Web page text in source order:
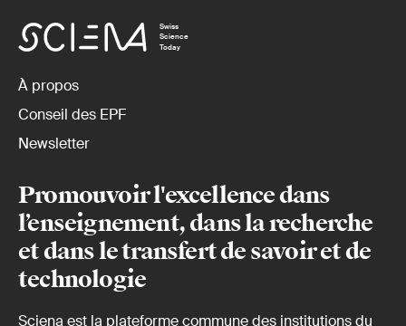
Swiss
Science
Today
À propos
Conseil des EPF
Newsletter
Promouvoir l'excellence dans
l’enseignement, dans la recherche
et dans le transfert de savoir et de
technologie
Sciena est la plateforme commune des institutions du